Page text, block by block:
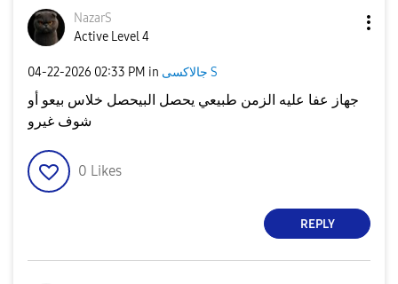
NazarS
Active Level 4
‎04-22-2026 02:33 PM in جالاكسى S
جهاز عفا عليه الزمن طبيعي يحصل البيحصل خلاس بيعو أو
شوف غيرو
0 Likes
REPLY